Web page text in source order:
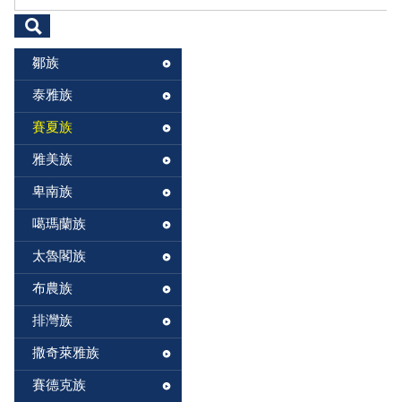
鄒族
泰雅族
賽夏族
雅美族
卑南族
噶瑪蘭族
太魯閣族
布農族
排灣族
撒奇萊雅族
賽德克族